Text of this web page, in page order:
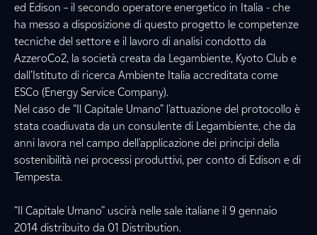
ed Edison – il secondo operatore energetico in Italia - che
ha messo a disposizione di questo progetto le competenze
tecniche del settore e il lavoro di analisi condotto da
AzzeroCo2, la società creata da Legambiente, Kyoto Club e
dall’Istituto di ricerca Ambiente Italia accreditata come
ESCo (Energy Service Company).
Nel caso de “Il Capitale Umano” l'attuazione del protocollo è
stata coadiuvata da un consulente di Legambiente, che da
anni lavora nel campo dell'applicazione dei principi della
sostenibilità nei processi produttivi, per conto di Edison e di
Tempesta.
“Il Capitale Umano” uscirà nelle sale italiane il 9 gennaio
2014 distribuito da 01 Distribution.